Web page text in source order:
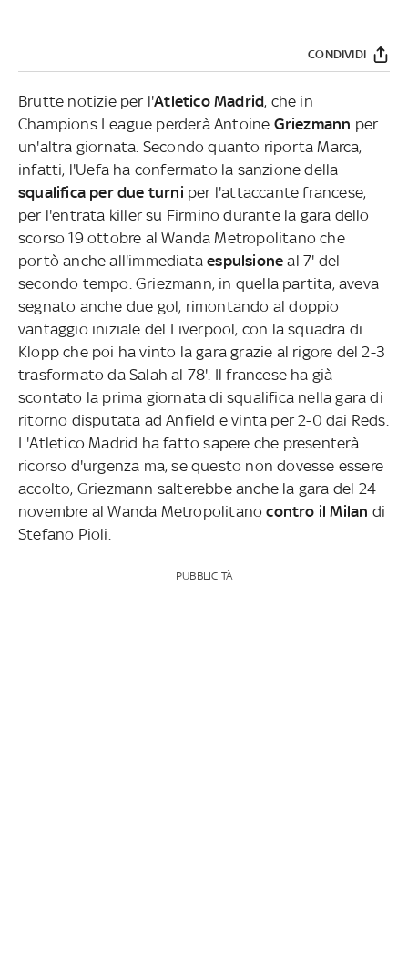
CONDIVIDI
Brutte notizie per l'Atletico Madrid, che in
Champions League perderà Antoine Griezmann per
un'altra giornata. Secondo quanto riporta Marca,
infatti, l'Uefa ha confermato la sanzione della
squalifica per due turni per l'attaccante francese,
per l'entrata killer su Firmino durante la gara dello
scorso 19 ottobre al Wanda Metropolitano che
portò anche all'immediataespulsioneal 7' del
secondo tempo. Griezmann, in quella partita, aveva
segnato anche due gol, rimontando al doppio
vantaggio iniziale del Liverpool, con la squadra di
Klopp che poi ha vinto la gara grazie al rigore del 2-3
trasformato da Salah al 78'. Il francese ha già
scontato la prima giornata di squalifica nella gara di
ritorno disputata ad Anfield e vinta per 2-0 dai Reds.
L'Atletico Madrid ha fatto sapere che presenterà
ricorso d'urgenza ma, se questo non dovesse essere
accolto, Griezmann salterebbe anche la gara del 24
novembre al Wanda Metropolitano contro il Milan di
Stefano Pioli.
PUBBLICITÀ